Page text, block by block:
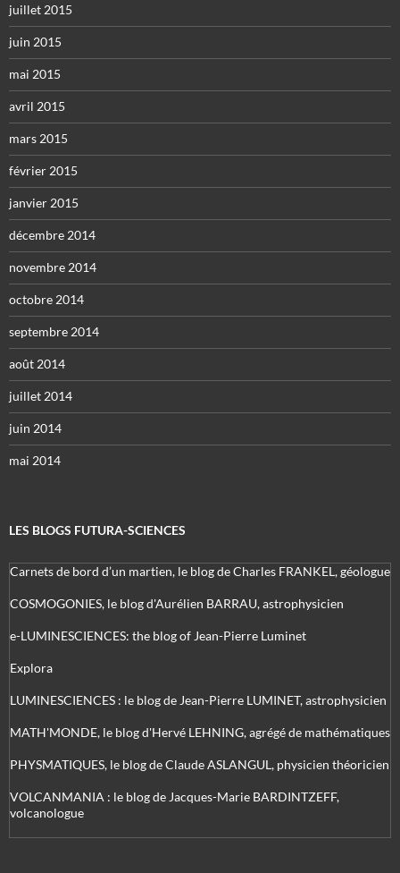
juillet 2015
juin 2015
mai 2015
avril 2015
mars 2015
février 2015
janvier 2015
décembre 2014
novembre 2014
octobre 2014
septembre 2014
août 2014
juillet 2014
juin 2014
mai 2014
LES BLOGS FUTURA-SCIENCES
Carnets de bord d’un martien, le blog de Charles FRANKEL, géologue
COSMOGONIES, le blog d'Aurélien BARRAU, astrophysicien
e-LUMINESCIENCES: the blog of Jean-Pierre Luminet
Explora
LUMINESCIENCES : le blog de Jean-Pierre LUMINET, astrophysicien
MATH'MONDE, le blog d'Hervé LEHNING, agrégé de mathématiques
PHYSMATIQUES, le blog de Claude ASLANGUL, physicien théoricien
VOLCANMANIA : le blog de Jacques-Marie BARDINTZEFF,
volcanologue